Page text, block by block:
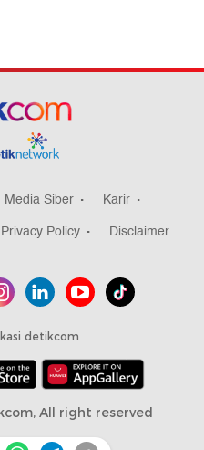
Media Siber
Karir
Privacy Policy Disclaimer
detikcom
All right reserved